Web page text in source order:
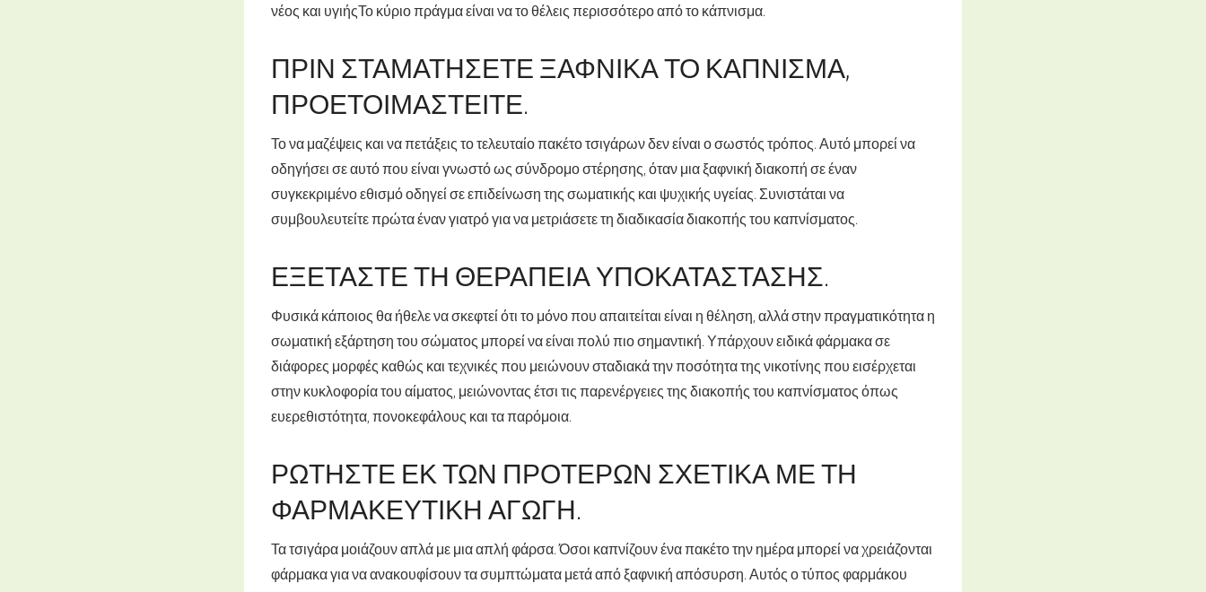
νέος και υγιήςΤο κύριο πράγμα είναι να το θέλεις περισσότερο από το κάπνισμα.
ΠΡΙΝ ΣΤΑΜΑΤΉΣΕΤΕ ΞΑΦΝΙΚΆ ΤΟ ΚΆΠΝΙΣΜΑ,
ΠΡΟΕΤΟΙΜΑΣΤΕΊΤΕ.
Το να μαζέψεις και να πετάξεις το τελευταίο πακέτο τσιγάρων δεν είναι ο σωστός τρόπος. Αυτό μπορεί να
οδηγήσει σε αυτό που είναι γνωστό ως σύνδρομο στέρησης, όταν μια ξαφνική διακοπή σε έναν
συγκεκριμένο εθισμό οδηγεί σε επιδείνωση της σωματικής και ψυχικής υγείας. Συνιστάται να
συμβουλευτείτε πρώτα έναν γιατρό για να μετριάσετε τη διαδικασία διακοπής του καπνίσματος.
ΕΞΕΤΆΣΤΕ ΤΗ ΘΕΡΑΠΕΊΑ ΥΠΟΚΑΤΆΣΤΑΣΗΣ.
Φυσικά κάποιος θα ήθελε να σκεφτεί ότι το μόνο που απαιτείται είναι η θέληση, αλλά στην πραγματικότητα η
σωματική εξάρτηση του σώματος μπορεί να είναι πολύ πιο σημαντική. Υπάρχουν ειδικά φάρμακα σε
διάφορες μορφές καθώς και τεχνικές που μειώνουν σταδιακά την ποσότητα της νικοτίνης που εισέρχεται
στην κυκλοφορία του αίματος, μειώνοντας έτσι τις παρενέργειες της διακοπής του καπνίσματος όπως
ευερεθιστότητα, πονοκεφάλους και τα παρόμοια.
ΡΩΤΉΣΤΕ ΕΚ ΤΩΝ ΠΡΟΤΈΡΩΝ ΣΧΕΤΙΚΆ ΜΕ ΤΗ
ΦΑΡΜΑΚΕΥΤΙΚΉ ΑΓΩΓΉ.
Τα τσιγάρα μοιάζουν απλά με μια απλή φάρσα. Όσοι καπνίζουν ένα πακέτο την ημέρα μπορεί να χρειάζονται
φάρμακα για να ανακουφίσουν τα συμπτώματα μετά από ξαφνική απόσυρση. Αυτός ο τύπος φαρμάκου